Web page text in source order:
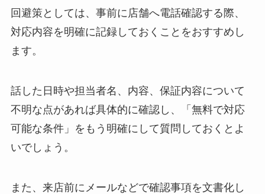
回避策としては、事前に店舗へ電話確認する際、
対応内容を明確に記録しておくことをおすすめし
ます。
話した日時や担当者名、内容、保証内容について
不明な点があれば具体的に確認し、「無料で対応
可能な条件」をもう明確にして質問しておくとよ
いでしょう。
また、来店前にメールなどで確認事項を文書化し